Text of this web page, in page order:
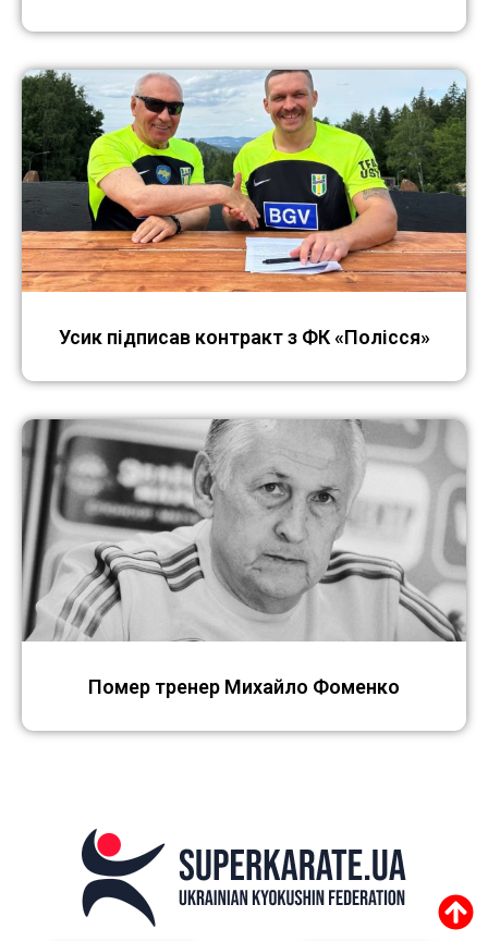
Усик підписав контракт з ФК «Полісся»
Помер тренер Михайло Фоменко